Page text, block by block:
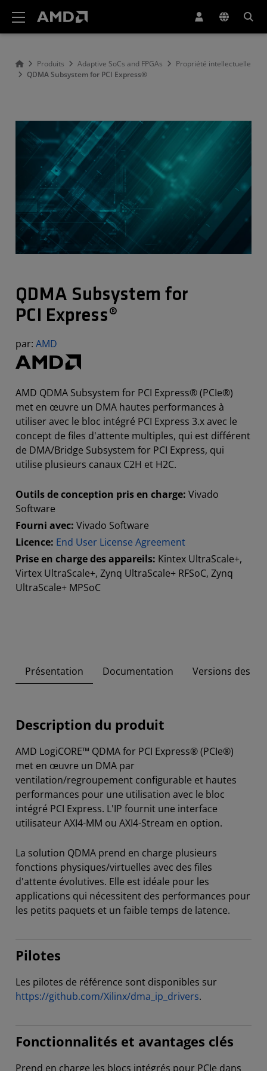
Produits Adaptive SoCs and FPGAs
Propriété intellectuelle
QDMA Subsystem for PCI Express®
QDMA Subsystem for
PCI Express®
par: AMD
AMD QDMA Subsystem for PCI Express® (PCIe®)
met en œuvre un DMA hautes performances à
utiliser avec le bloc intégré PCI Express 3.x avec le
concept de files d'attente multiples, qui est différent
de DMA/Bridge Subsystem for PCI Express, qui
utilise plusieurs canaux C2H et H2C.
Outils de conception pris en charge: Vivado
Software
Fourni avec: Vivado Software
Licence: End User License Agreement
Prise en charge des appareils: Kintex UltraScale+,
Virtex UltraScale+, Zynq UltraScale+ RFSoC, Zynq
UltraScale+ MPSoC
Présentation Documentation Versions des
Description du produit
AMD LogiCORE™ QDMA for PCI Express® (PCIe®)
met en œuvre un DMA par
ventilation/regroupement configurable et hautes
performances pour une utilisation avec le bloc
intégré PCI Express. L'IP fournit une interface
utilisateur AXI4-MM ou AXI4-Stream en option.
La solution QDMA prend en charge plusieurs
fonctions physiques/virtuelles avec des files
d'attente évolutives. Elle est idéale pour les
applications qui nécessitent des performances pour
les petits paquets et un faible temps de latence.
Pilotes
Les pilotes de référence sont disponibles sur
https://github.com/Xilinx/dma_ip_drivers.
Fonctionnalités et avantages clés
Prend en charge les blocs intégrés pour PCIe dans